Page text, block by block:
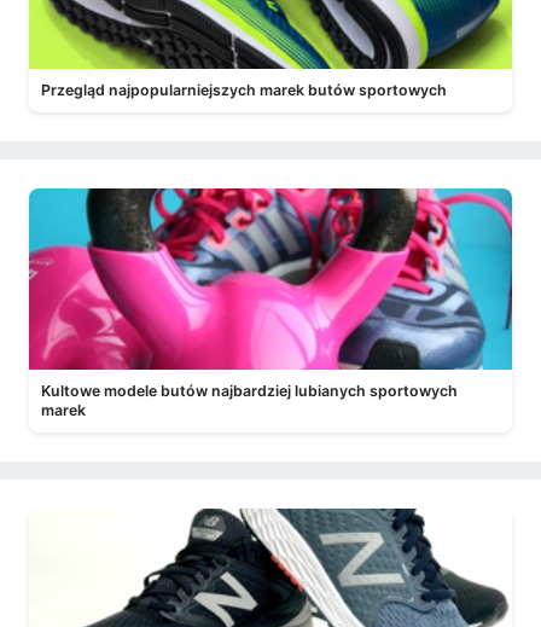
Przegląd najpopularniejszych marek butów sportowych
Kultowe modele butów najbardziej lubianych sportowych
marek